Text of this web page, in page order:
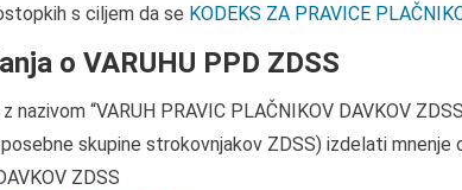
s ciljem da se KODEKS ZA PRAVICE
o VARUHU PPD ZDSS
nazivom “VARUH PRAVIC PLAČNIKOV DAVKOV
skupine strokovnjakov ZDSS) izdelati mnenje
ZDSS